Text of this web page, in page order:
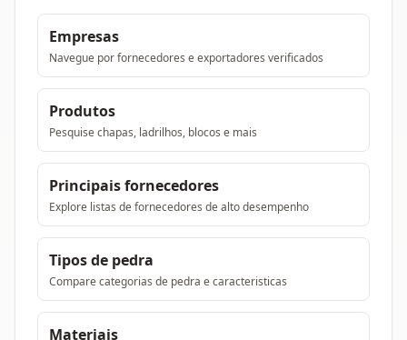
Empresas
Navegue por fornecedores e exportadores verificados
Produtos
Pesquise chapas, ladrilhos, blocos e mais
Principais fornecedores
Explore listas de fornecedores de alto desempenho
Tipos de pedra
Compare categorias de pedra e caracteristicas
Materiais